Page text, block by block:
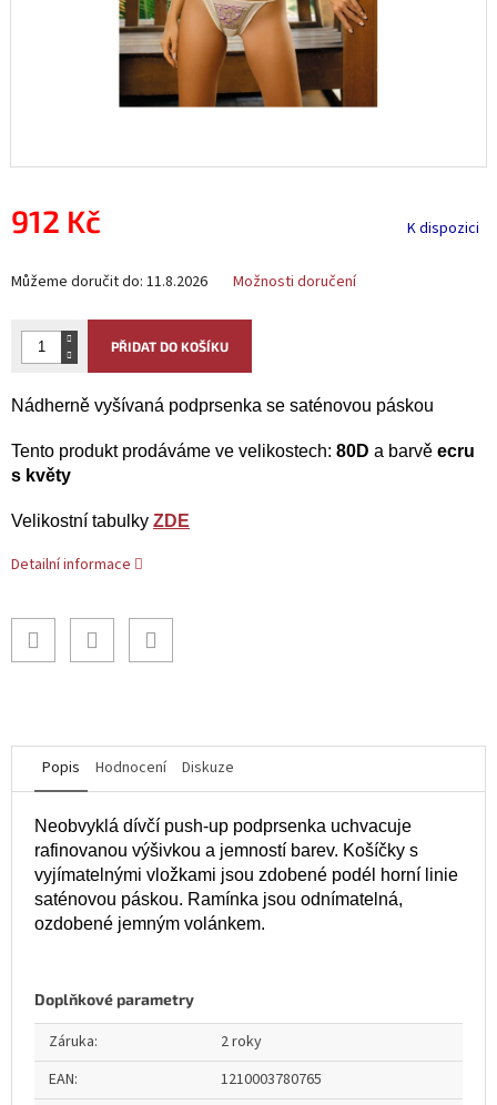
912 Kč
cena:
K dispozici
Můžeme doručit do: 11.8.2026 Možnosti doručení
PŘIDAT DO KOŠÍKU
Nádherně vyšívaná podprsenka se saténovou páskou
Tento produkt prodáváme ve velikostech: 80D a barvě ecru
s květy
Velikostní tabulky ZDE
Detailní informace
Popis Hodnocení Diskuze
Neobvyklá dívčí push-up podprsenka uchvacuje
rafinovanou výšivkou a jemností barev. Košíčky s
vyjímatelnými vložkami jsou zdobené podél horní linie
saténovou páskou. Ramínka jsou odnímatelná,
ozdobené jemným volánkem.
Doplňkové parametry
Záruka:
2 roky
EAN:
1210003780765